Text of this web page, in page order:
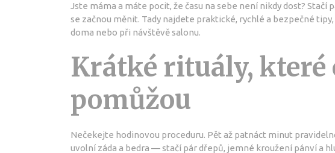
Jste máma a máte pocit, že času na sebe není nikdy dost? Stačí
se začnou měnit. Tady najdete praktické, rychlé a bezpečné
doma nebo při návštěvě salonu.
Krátké rituály, které
pomůžou
Nečekejte hodinovou proceduru. Pět až patnáct minut
uvolní záda a bedra — stačí pár dřepů, jemné kroužení pánví a